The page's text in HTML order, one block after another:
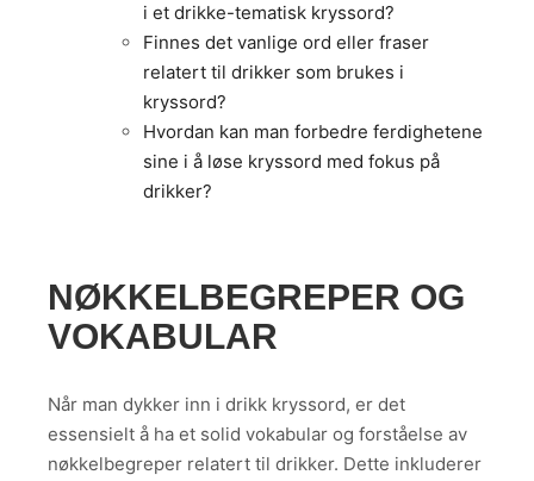
i et drikke-tematisk kryssord?
Finnes det vanlige ord eller fraser
relatert til drikker som brukes i
kryssord?
Hvordan kan man forbedre ferdighetene
sine i å løse kryssord med fokus på
drikker?
NØKKELBEGREPER OG
VOKABULAR
Når man dykker inn i drikk kryssord, er det
essensielt å ha et solid vokabular og forståelse av
nøkkelbegreper relatert til drikker. Dette inkluderer